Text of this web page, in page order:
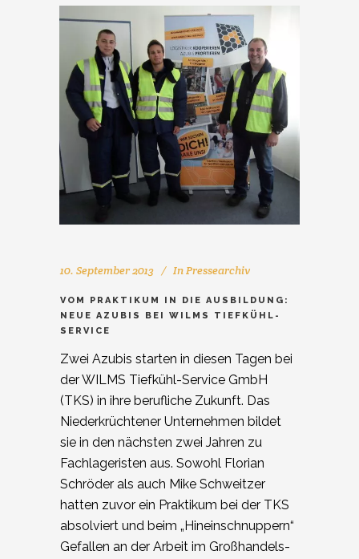
10. September 2013 InPressearchiv
VOM PRAKTIKUM IN DIE AUSBILDUNG:
NEUE AZUBIS BEI WILMS TIEFKÜHL-
SERVICE
Zwei Azubis starten in diesen Tagen bei
der WILMS Tiefkühl-Service GmbH
(TKS) in ihre berufliche Zukunft. Das
Niederkrüchtener Unternehmen bildet
sie in den nächsten zwei Jahren zu
Fachlageristen aus. Sowohl Florian
Schröder als auch Mike Schweitzer
hatten zuvor ein Praktikum bei der TKS
absolviert und beim „Hineinschnuppern“
Gefallen an der Arbeit im Großhandels-